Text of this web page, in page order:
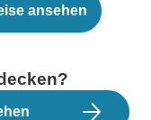
ansehen